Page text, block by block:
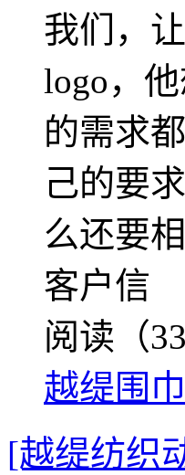
我们，
logo，
的需求
己的要
么还要
客户信
阅读（
越缇围巾
[越缇纺织